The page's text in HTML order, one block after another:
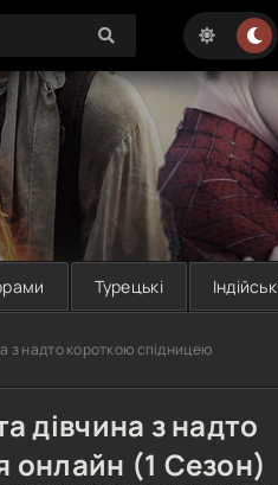
Турецькі
з надто короткою спідницею
дівчина з надто
онлайн (1 Сезон)